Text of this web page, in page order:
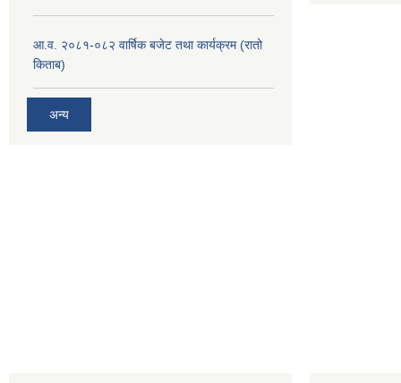
आ.व. २०८१-०८२ वार्षिक बजेट तथा कार्यक्रम (रातो
किताब)
अन्य